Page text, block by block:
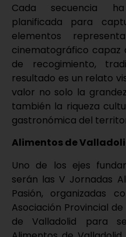
Cada secuencia
planificada para
elementos
cinematográfico
de recogimiento,
resultado es un relato
valor no solo la
también la riqueza
gastronómica del
Alimentos de
Uno de los ejes
serán las V Jornadas
Pasión, organizadas
Asociación Provincial
de Valladolid para